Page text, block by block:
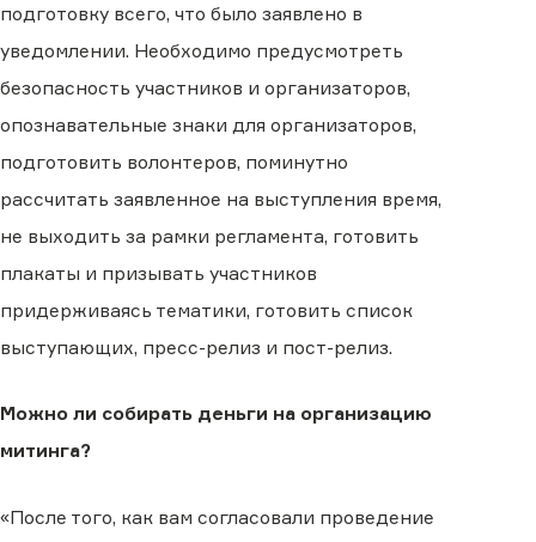
подготовку всего, что было заявлено в
уведомлении. Необходимо предусмотреть
безопасность участников и организаторов,
опознавательные знаки для организаторов,
подготовить волонтеров, поминутно
рассчитать заявленное на выступления время,
не выходить за рамки регламента, готовить
плакаты и призывать участников
придерживаясь тематики, готовить список
выступающих, пресс-релиз и пост-релиз.
Можно ли собирать деньги на организацию
митинга?
«После того, как вам согласовали проведение